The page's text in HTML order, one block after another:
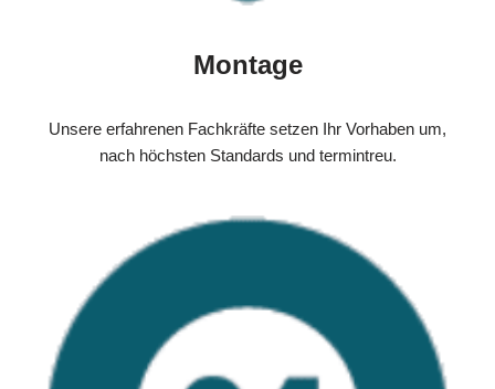
Montage
Unsere erfahrenen Fachkräfte setzen Ihr Vorhaben um,
nach höchsten Standards und termintreu.